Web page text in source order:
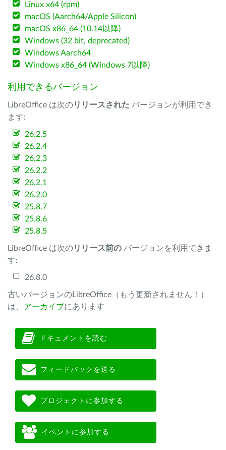
Linux x64 (rpm)
macOS (Aarch64/Apple Silicon)
macOS x86_64 (10.14以降)
Windows (32 bit, deprecated)
Windows Aarch64
Windows x86_64 (Windows 7以降)
利用できるバージョン
LibreOffice は次のリリースされた バージョンが利用でき
ます:
26.2.5
26.2.4
26.2.3
26.2.2
26.2.1
26.2.0
25.8.7
25.8.6
25.8.5
LibreOffice は次のリリース前の バージョンを利用できま
す:
26.8.0
古いバージョンのLibreOffice（もう更新されません！）
は、 アーカイブにあります
ドキュメントを読む
フィードバックを送る
プロジェクトに参加する
イベントに参加する